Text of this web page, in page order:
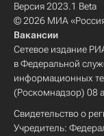
Версия 2023.1 Beta
© 2026 МИА
Вакансии
Сетевое издание
в Федеральной
информационных
(Роскомнадзор) 08
Свидетельство о
Учредитель: